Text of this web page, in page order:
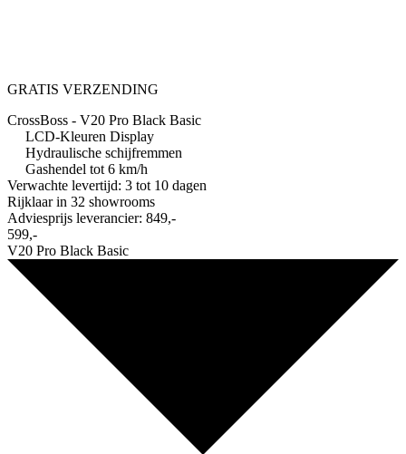
GRATIS VERZENDING
CrossBoss - V20 Pro Black Basic
LCD-Kleuren Display
Hydraulische schijfremmen
Gashendel tot 6 km/h
Verwachte levertijd: 3 tot 10 dagen
Rijklaar in 32 showrooms
Adviesprijs leverancier: 849,-
599,-
V20 Pro Black Basic